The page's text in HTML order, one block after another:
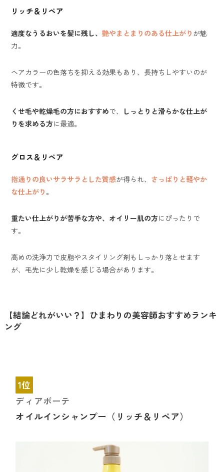
リッチ＆リペア
適度なうるおいを髪に残し、艶やまとまりのある仕上がり が魅
力。
ヘアカラーの色落ちを抑える効果もあり、長持ちしやすいのが
特徴です。
くせ毛や乾燥毛の方におすすめで、
しっとりと滑らかな仕上が
りを求める方に最適。
グロス＆リペア
指通りの良いサラサラとした質感が得られ、 さっぱりと軽やか
な仕上がり 。
重たい仕上がりが苦手な方や、オイリー肌の方にぴったりで
す。
高めの洗浄力で皮脂やスタイリング剤もしっかり落とせます
が、毛先に少し乾燥を感じる場合があります。
【結論どれがいい？】ひまわりの美容師おすすめランキ
ング
1位
ディアボーテ
オイルインシャンプー（リッチ＆リペア）